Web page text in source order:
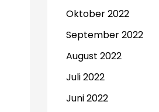
Oktober 2022
September 2022
August 2022
Juli 2022
Juni 2022